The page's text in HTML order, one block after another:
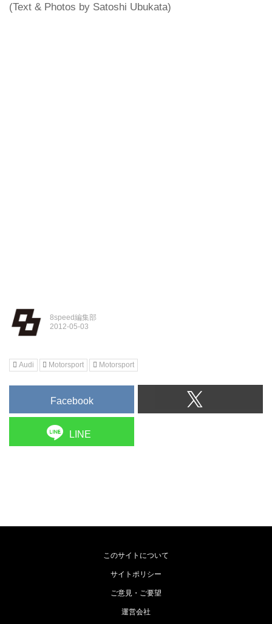
(Text & Photos by Satoshi Ubukata)
8speed編集部
Audi Motorsport Motorsport
Facebook
LINE
このサイトについて
サイトポリシー
ご意見・ご要望
運営会社